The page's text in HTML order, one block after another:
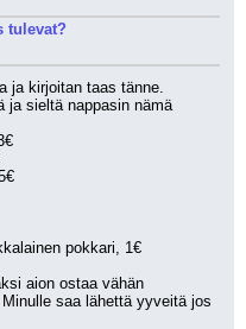
tulevat?
ja kirjoitan taas tänne.
ja sieltä nappasin nämä
pokkari, 1€
aion ostaa vähän
saa lähettä yyveitä jos